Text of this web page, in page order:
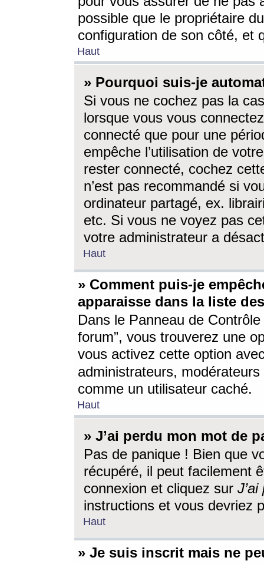
possible que le propriétaire
configuration de son côté, et
Haut
» Pourquoi suis-je
Si vous ne cochez pas la
lorsque vous vous
connecté que pour une
empêche l’utilisation de
rester connecté, cochez
n’est pas recommandé si
ordinateur partagé, ex.
etc. Si vous ne voyez pas
votre administrateur a
Haut
» Comment puis-je
apparaisse dans la liste
Dans le Panneau de
forum”, vous trouverez une
vous activez cette option
administrateurs,
comme un utilisateur caché.
Haut
» J’ai perdu mon mot de
Pas de panique ! Bien que
récupéré, il peut facilement
connexion et cliquez sur
instructions et vous devriez
Haut
» Je suis inscrit mais ne